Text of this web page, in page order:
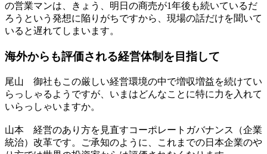
の営業マンは、きょう、明日の商売が1年後も続いているだ
ろうという発想に陥りがちですから、現場の話だけを聞いて
いると遅れてしまいます。
海外からも評価される経営体制を目指して
尾山 御社もこの厳しい経営環境の中で増収増益を続けてい
らっしゃるようですが、いまはどんなことに特に力を入れて
いらっしゃいますか。
山本 経営のあり方を見直すコーポレートガバナンス（企業
統治）改革です。ご承知のように、これまでの日本企業のや